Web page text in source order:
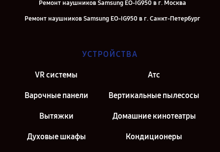
Ремонт наушников Samsung EO-IG950 в г. Москва
Ремонт наушников Samsung EO-IG950 в г. Санкт-Петербург
УСТРОЙСТВА
VR системы Атс
Варочные панели Вертикальные пылесосы
Вытяжки Домашние кинотеатры
Духовые шкафы Кондиционеры